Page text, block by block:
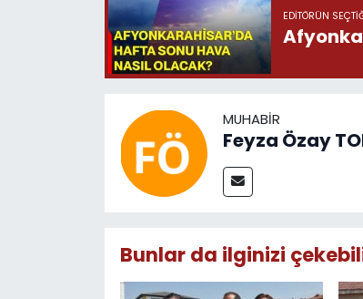
EDITÖRÜN
MUHABIR
Feyza Özay
Bunlar da ilginizi